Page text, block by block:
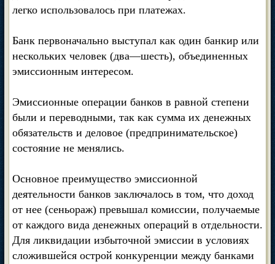
легко использовалось при платежах.
Банк первоначально выступал как один банкир или
нескольких человек (два—шесть), объединенных
эмиссионным интересом.
Эмиссионные операции банков в равной степени
были и переводными, так как сумма их денежных
обязательств и деловое (предпринимательское)
состояние не менялись.
Основное преимущество эмиссионной
деятельности банков заключалось в том, что доход
от нее (сеньораж) превышал комиссии, получаемые
от каждого вида денежных операций в отдельности.
Для ликвидации избыточной эмиссии в условиях
сложившейся острой конкуренции между банками